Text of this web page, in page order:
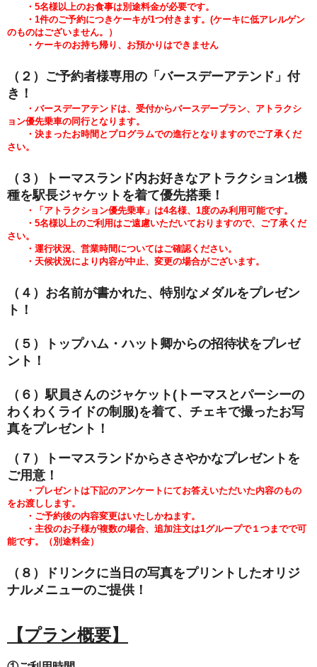
・5名様以上のお食事は別途料金が必要です。
・1件のご予約につきケーキが1つ付きます。 (ケーキに低アレルゲン
のものはございません。）
・ケーキのお持ち帰り、お預かりはできません
（２）ご予約者様専用の「バースデーアテンド」付
き！
・バースデーアテンドは、受付からバースデープラン、アトラクシ
ョン優先乗車の同行となります。
・決まったお時間とプログラムでの進行となりますのでご了承くだ
さい。
（３）トーマスランド内お好きなアトラクション1機
種を駅長ジャケットを着て優先搭乗！
・「アトラクション優先乗車」は4名様、1度のみ利用可能です。
・5名様以上のご利用はご遠慮いただいておりますので、ご了承くだ
さい。
・運行状況、営業時間についてはご確認ください。
・天候状況により内容が中止、変更の場合がございます。
（４）お名前が書かれた、特別なメダルをプレゼン
ト！
（５）トップハム・ハット卿からの招待状をプレゼ
ント！
（６）駅員さんのジャケット(トーマスとパーシーの
わくわくライドの制服)を着て、チェキで撮ったお写
真をプレゼント！
（７）トーマスランドからささやかなプレゼントを
ご用意！
・プレゼントは下記のアンケートにてお答えいただいた内容のもの
をお渡しします。
・ご予約後の内容変更はいたしかねます。
・主役のお子様が複数の場合、追加注文は1グループで１つまでで可
能です。（別途料金）
（８）ドリンクに当日の写真をプリントしたオリジ
ナルメニューのご提供！
【プラン概要】